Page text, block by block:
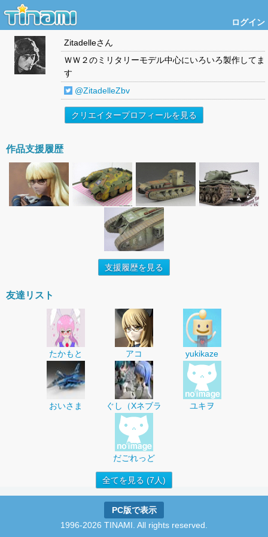
ログイン
Zitadelleさん
ＷＷ２のミリタリーモデル中心にいろいろ製作してま
す
@ZitadelleZbv
クリエイタープロフィールを見る
作品支援履歴
支援履歴を見る
友達リスト
たかもと アコ yukikaze
おいさま ぐし（Xネブラ ユキヲ
だごれっど
全てを見る (7人)
PC版で表示
1996-2026 TINAMI. All rights reserved.